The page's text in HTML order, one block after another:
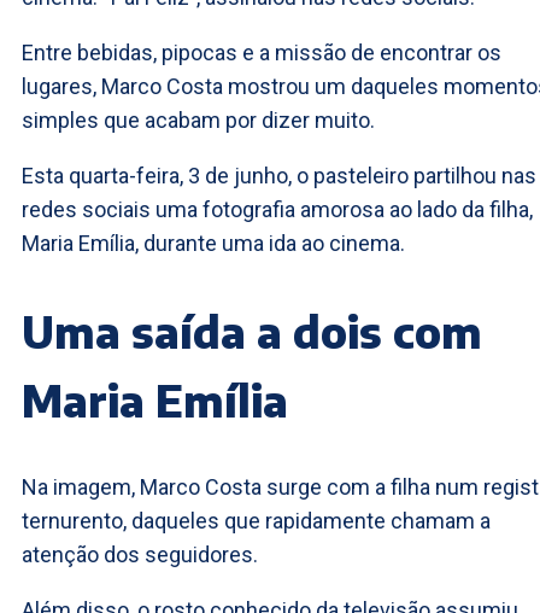
Entre bebidas, pipocas e a missão de encontrar os
lugares, Marco Costa mostrou um daqueles
simples que acabam por dizer muito.
Esta quarta-feira, 3 de junho, o pasteleiro partilhou nas
redes sociais uma fotografia amorosa ao lado da filha,
Maria Emília, durante uma ida ao cinema.
Uma saída a dois com
Maria Emília
Na imagem, Marco Costa surge com a filha num
ternurento, daqueles que rapidamente chamam a
atenção dos seguidores.